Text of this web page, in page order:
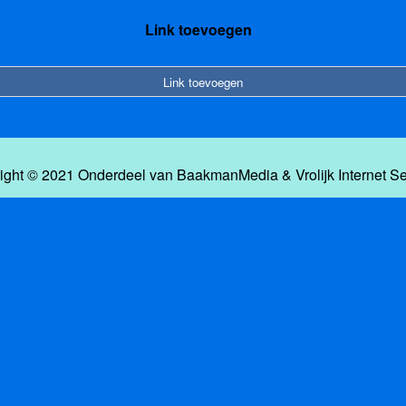
Link toevoegen
Link toevoegen
© 2021 Onderdeel van BaakmanMedia& Vrolijk Internet